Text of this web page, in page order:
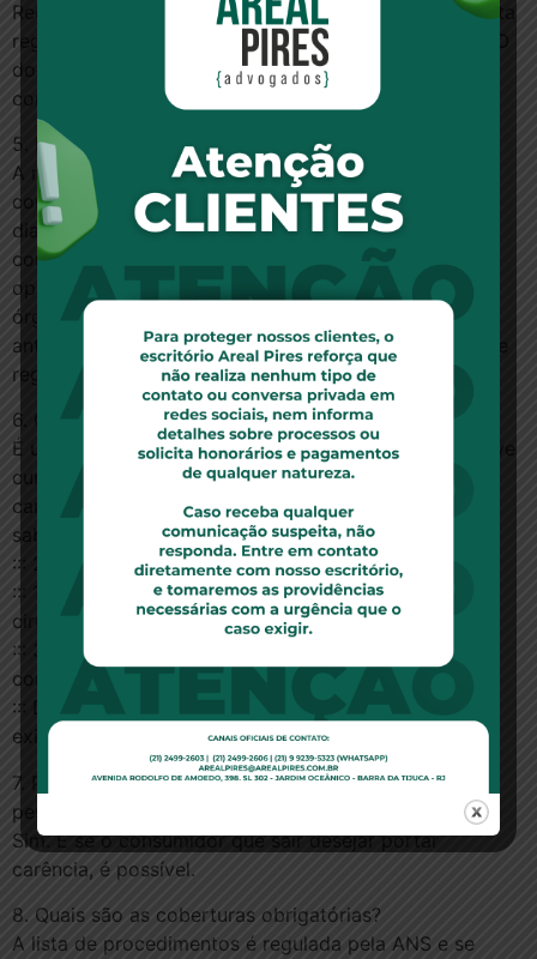
Recomenda-se que isso seja feito por escrito, via carta
registrada ou entregue pessoalmente, na operadora. O
documento escrito serve como prova de que o
consumidor pediu o cancelamento do plano.
5. E se a operadora cancelou meu plano de saúde?
A rescisão pela operadora só é possível se o
consumidor suspendeu pagamentos por mais de 60
dias, com notificação, ou cometeu fraude. Caso
contrário, trata-se de uma medida abusiva da
operadora. Se for o caso, o consumidor por procurar
órgãos de defesa ou a Justiça. Planos contratados
antes de janeiro de 1999, porém, não têm esse tipo de
regulamentação.
6. O que são carências e quais são permitidas?
É uma espécie de “quarentena” que o consumidor deve
cumprir até começar a usar o plano. O período de
carência não pode ser estendido ou negociado. A
saber:
::: 24 horas para urgências e emergências
::: 180 dias para consultas, exames, internações e
cirurgias
::: 300 dias para partos (prematuros são permitidos
como urgência)
::: Dois anos em casos de outras doenças e lesões já
existentes
7. Posso sair de um plano familiar e manter as outras
pessoas nele?
Sim. E se o consumidor que sair desejar portar
carência, é possível.
8. Quais são as coberturas obrigatórias?
A lista de procedimentos é regulada pela ANS e se